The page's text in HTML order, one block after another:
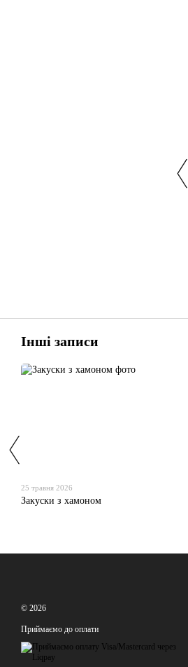
Інші записи
25 травня 2026
Закуски з хамоном
© 2026
Приймаємо до оплати